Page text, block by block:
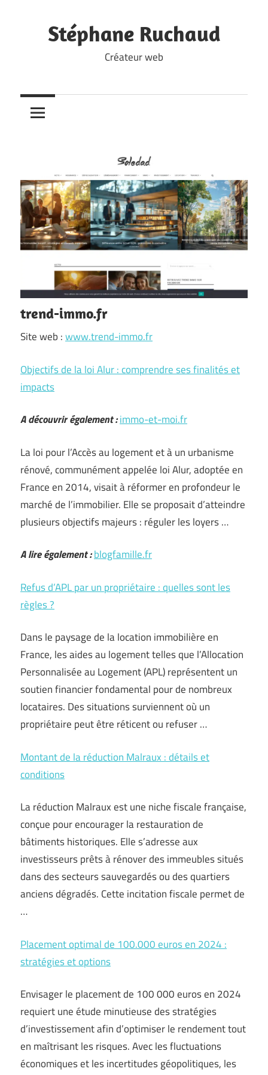
contentStéphane Ruchaud
Créateur web
trend-immo.fr
Site web :www.trend-immo.fr
Objectifs de la loi Alur : comprendre ses finalités et
impacts
A découvrir également :immo-et-moi.fr
La loi pour l’Accès au logement et à un urbanisme
rénové, communément appelée loi Alur, adoptée en
France en 2014, visait à réformer en profondeur le
marché de l’immobilier. Elle se proposait d’atteindre
plusieurs objectifs majeurs : réguler les loyers …
A lire également :blogfamille.fr
Refus d’APL par un propriétaire : quelles sont les
règles ?
Dans le paysage de la location immobilière en
France, les aides au logement telles que l’Allocation
Personnalisée au Logement (APL) représentent un
soutien financier fondamental pour de nombreux
locataires. Des situations surviennent où un
propriétaire peut être réticent ou refuser …
Montant de la réduction Malraux : détails et
conditions
La réduction Malraux est une niche fiscale française,
conçue pour encourager la restauration de
bâtiments historiques. Elle s’adresse aux
investisseurs prêts à rénover des immeubles situés
dans des secteurs sauvegardés ou des quartiers
anciens dégradés. Cette incitation fiscale permet de
…
Placement optimal de 100.000 euros en 2024 :
stratégies et options
Envisager le placement de 100 000 euros en 2024
requiert une étude minutieuse des stratégies
d’investissement afin d’optimiser le rendement tout
en maîtrisant les risques. Avec les fluctuations
économiques et les incertitudes géopolitiques, les